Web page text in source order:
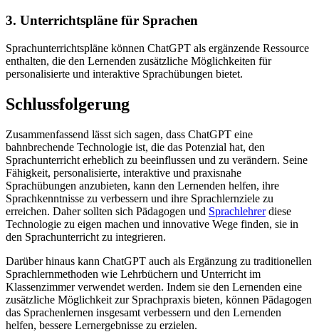
3. Unterrichtspläne für Sprachen
Sprachunterrichtspläne können ChatGPT als ergänzende Ressource
enthalten, die den Lernenden zusätzliche Möglichkeiten für
personalisierte und interaktive Sprachübungen bietet.
Schlussfolgerung
Zusammenfassend lässt sich sagen, dass ChatGPT eine
bahnbrechende Technologie ist, die das Potenzial hat, den
Sprachunterricht erheblich zu beeinflussen und zu verändern. Seine
Fähigkeit, personalisierte, interaktive und praxisnahe
Sprachübungen anzubieten, kann den Lernenden helfen, ihre
Sprachkenntnisse zu verbessern und ihre Sprachlernziele zu
erreichen. Daher sollten sich Pädagogen und Sprachlehrerdiese
Technologie zu eigen machen und innovative Wege finden, sie in
den Sprachunterricht zu integrieren.
Darüber hinaus kann ChatGPT auch als Ergänzung zu traditionellen
Sprachlernmethoden wie Lehrbüchern und Unterricht im
Klassenzimmer verwendet werden. Indem sie den Lernenden eine
zusätzliche Möglichkeit zur Sprachpraxis bieten, können Pädagogen
das Sprachenlernen insgesamt verbessern und den Lernenden
helfen, bessere Lernergebnisse zu erzielen.